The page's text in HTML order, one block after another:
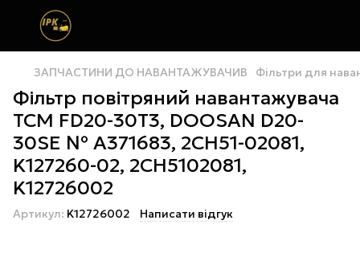
ЗАПЧАСТИНИ ДО НАВАНТАЖУВАЧИВ Фільтри для
Фільтр повітряний навантажувача
TCM FD20-30T3, DOOSAN D20-
30SE № A371683, 2CH51-02081,
K127260-02, 2CH5102081,
K12726002
Артикул: K12726002 Написати відгук